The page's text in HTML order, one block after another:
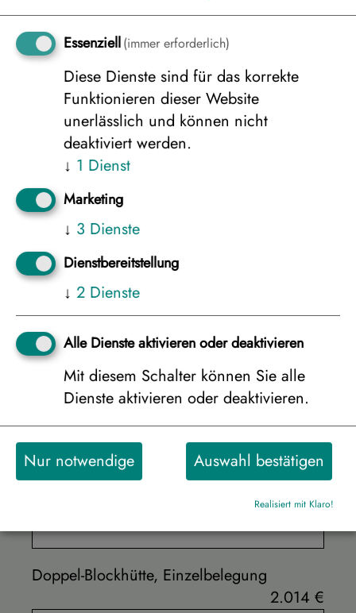
Appartement Pohjan Tytär, 2er Belegung
Appartement Pohjan Tytär, Einzelbelegung
Doppel-Blockhütte, 2er Belegung
1.261 €
Doppel-Blockhütte, Einzelbelegung
2.014 €
Essenziell(immer erforderlich)
Diese Dienste sind für das korrekte
Funktionieren dieser Website
unerlässlich und können nicht
deaktiviert werden.
↓ 1 Dienst
Marketing
↓ 3 Dienste
Dienstbereitstellung
↓ 2 Dienste
Alle Dienste aktivieren oder deaktivieren
Mit diesem Schalter können Sie alle
Dienste aktivieren oder deaktivieren.
Nur notwendige Auswahl bestätigen
Realisiert mit Klaro!